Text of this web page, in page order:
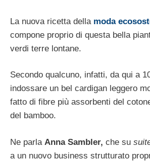
La nuova ricetta della moda
compone proprio di questa bella
verdi terre lontane.
Secondo qualcuno, infatti, da qui a
indossare un bel cardigan leggero
fatto di fibre più assorbenti del
del bamboo.
Ne parla Anna Sambler, che su
a un nuovo business strutturato